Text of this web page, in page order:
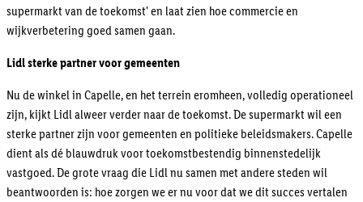
supermarkt van de toekomst' en laat zien hoe commercie en
wijkverbetering goed samen gaan.
Lidl sterke partner voor gemeenten
Nu de winkel in Capelle, en het terrein eromheen, volledig operationeel
zijn, kijkt Lidl alweer verder naar de toekomst. De supermarkt wil een
sterke partner zijn voor gemeenten en politieke beleidsmakers. Capelle
dient als dé blauwdruk voor toekomstbestendig binnenstedelijk
vastgoed. De grote vraag die Lidl nu samen met andere steden wil
beantwoorden is: hoe zorgen we er nu voor dat we dit succes vertalen